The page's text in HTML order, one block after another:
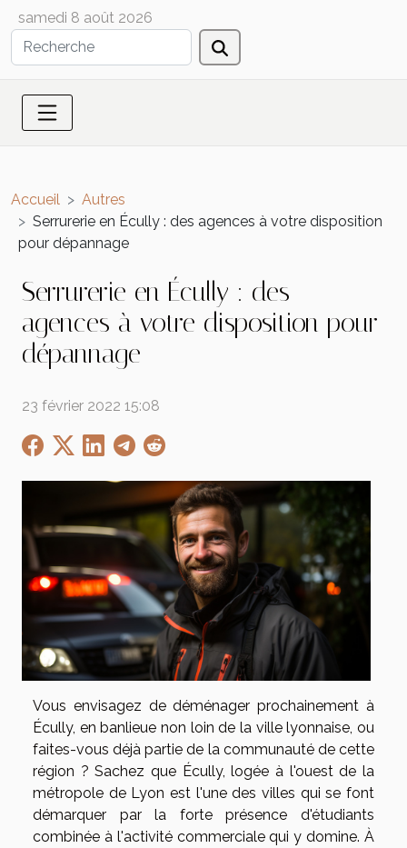
samedi 8 août 2026
Accueil
Autres
Serrurerie en Écully : des agences à votre disposition
pour dépannage
Serrurerie en Écully : des
agences à votre disposition pour
dépannage
23 février 2022 15:08
Vous envisagez de déménager prochainement à
Écully, en banlieue non loin de la ville lyonnaise, ou
faites-vous déjà partie de la communauté de cette
région ? Sachez que Écully, logée à l'ouest de la
métropole de Lyon est l'une des villes qui se font
démarquer par la forte présence d'étudiants
combinée à l'activité commerciale qui y domine. À